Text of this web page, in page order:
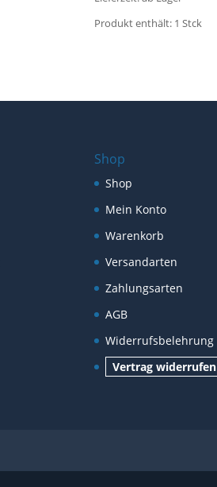
Produkt enthält: 1Stck
Shop
Shop
Mein Konto
Warenkorb
Versandarten
Zahlungsarten
AGB
Widerrufsbelehrung
Vertrag widerrufen